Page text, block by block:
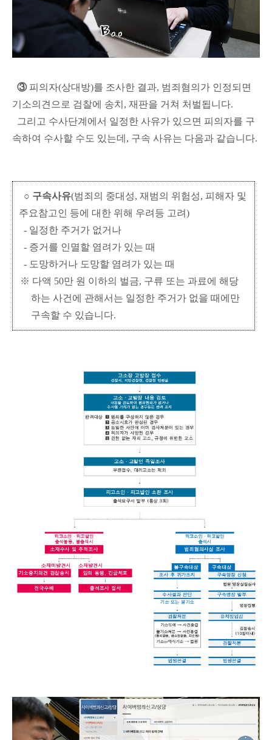
③피의자(상대방)를 조사한 결과, 범죄혐의가 인정되면
기소의견으로 검찰에 송치, 재판을 거쳐 처벌됩니다.
그리고 수사단계에서 일정한 사유가 있으면 피의자를 구
속하여 수사할 수도 있는데, 구속 사유는 다음과 같습니다.
○ 구속사유(범죄의 중대성, 재범의 위험성, 피해자 및
주요참고인 등에 대한 위해 우려등 고려)
- 일정한 주거가 없거나
- 증거를 인멸할 염려가 있는 때
- 도망하거나 도망할 염려가 있는 때
※ 다액 50만 원 이하의 벌금, 구류 또는 과료에 해당
하는 사건에 관해서는 일정한 주거가 없을 때에만
구속할 수 있습니다.